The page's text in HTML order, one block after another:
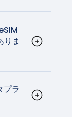
チも対応
りま
とができ
ードをいじ
プラ